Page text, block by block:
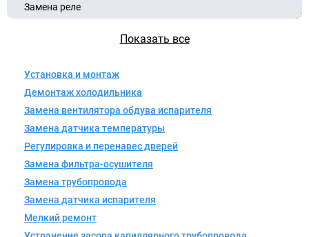
Замена реле
Показать все
Установка и монтаж
Демонтаж холодильника
Замена вентилятора обдува испарителя
Замена датчика температуры
Регулировка и перенавес дверей
Замена фильтра-осушителя
Замена трубопровода
Замена датчика испарителя
Мелкий ремонт